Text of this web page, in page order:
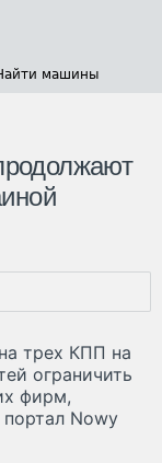
машины
трех КПП на
ограничить
фирм,
Nowy